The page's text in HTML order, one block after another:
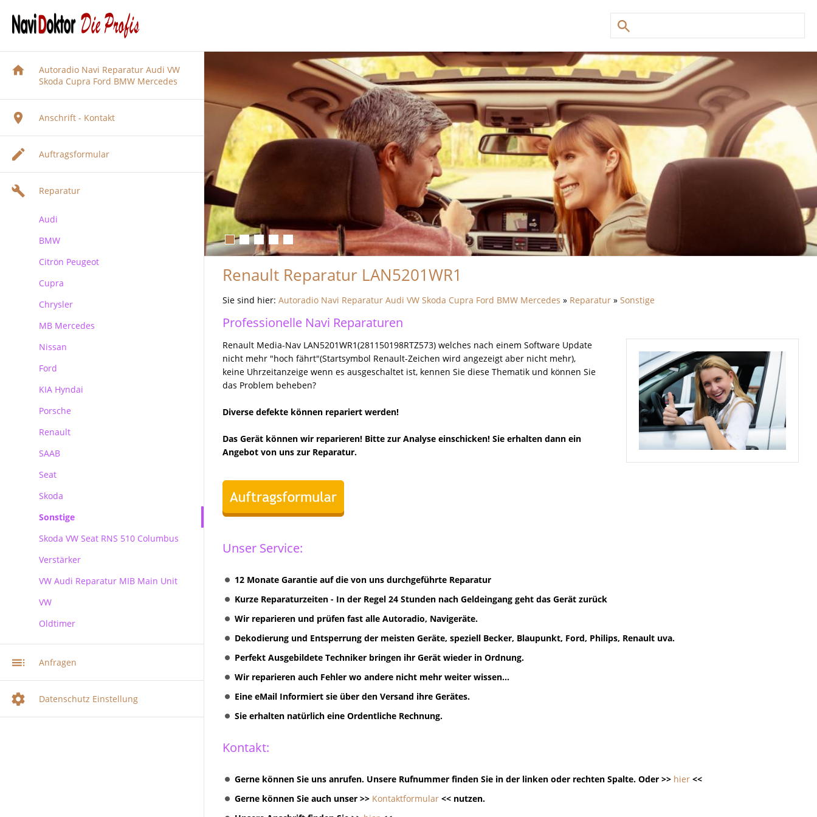
Autoradio Navi Reparatur Audi VW
Skoda Cupra Ford BMW Mercedes
Anschrift - Kontakt
Auftragsformular
Reparatur
Audi
Audi Navigation Autoradio
BMW
BMW Navi Reparatur
BMW Becker CCC Navirechner
Citrön Peugeot
Cupra
Chrysler
MB Mercedes
Mercedes Autoradio Navigation
MB Navigation
Becker Autoradio Navigation
Kundenanfragen
Nissan
Ford
Ford Blaupunkt Bosch FX
Ford Blaupunkt Bosch NX
Ford Blaupunkt Bosch MCA NX
KIA Hyndai
Porsche
Porsche PCM Premium Reparatur
Renault
SAAB
Seat
Skoda
Skoda
Sonstige
Skoda VW Seat RNS 510 Columbus
RNS 510 Columbus Reparatur
Verstärker
VW Audi Reparatur MIB Main Unit
VW
VW Audi Skoda MIB Infotainment
Multimediasystem RNS 510
Oldtimer
Anfragen
Datenschutz Einstellung
Renault Reparatur LAN5201WR1
Sie sind hier: Autoradio Navi Reparatur Audi VW Skoda Cupra Ford BMW Mercedes » Reparatur » Sonstige
Professionelle Navi Reparaturen
Renault Media-Nav LAN5201WR1(281150198RTZ573) welches nach einem Software Update
nicht mehr "hoch fährt"(Startsymbol Renault-Zeichen wird angezeigt aber nicht mehr),
keine Uhrzeitanzeige wenn es ausgeschaltet ist, kennen Sie diese Thematik und können Sie
das Problem beheben?
Diverse defekte können repariert werden!
Das Gerät können wir reparieren! Bitte zur Analyse einschicken! Sie erhalten dann ein
Angebot von uns zur Reparatur.
Unser Service:
12 Monate Garantie auf die von uns durchgeführte Reparatur
Kurze Reparaturzeiten - In der Regel 24 Stunden nach Geldeingang geht das Gerät zurück
Wir reparieren und prüfen fast alle Autoradio, Navigeräte.
Dekodierung und Entsperrung der meisten Geräte, speziell Becker, Blaupunkt, Ford, Philips, Renault uva.
Perfekt Ausgebildete Techniker bringen ihr Gerät wieder in Ordnung.
Wir reparieren auch Fehler wo andere nicht mehr weiter wissen...
Eine eMail Informiert sie über den Versand ihre Gerätes.
Sie erhalten natürlich eine Ordentliche Rechnung.
Kontakt:
Gerne können Sie uns anrufen. Unsere Rufnummer finden Sie in der linken oder rechten Spalte. Oder >> hier <<
Gerne können Sie auch unser >> Kontaktformular << nutzen.